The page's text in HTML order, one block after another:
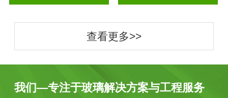
查看更多>>
我们—专注于玻璃解决方案与工程服务